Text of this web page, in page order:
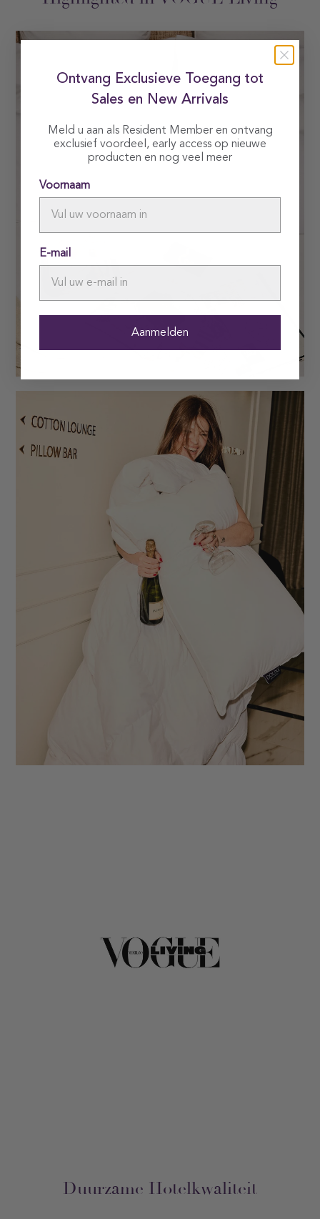
Duurzame Hotelkwaliteit
Ontvang Exclusieve Toegang tot
Sales en New Arrivals
Meld u aan als Resident Member en ontvang
exclusief voordeel, early access op nieuwe
producten en nog veel meer
Voornaam
E-mail
Aanmelden